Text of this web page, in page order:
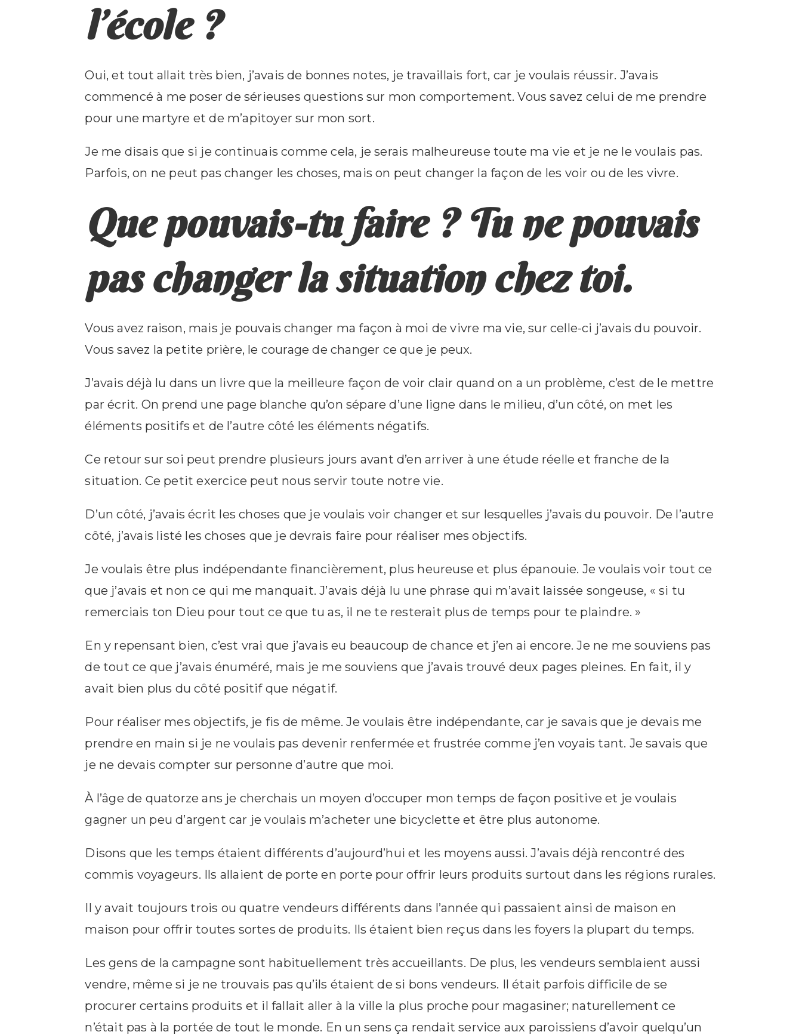
l’école ?
Oui, et tout allait très bien, j’avais de bonnes notes, je travaillais fort, car je voulais réussir. J’avais
commencé à me poser de sérieuses questions sur mon comportement. Vous savez celui de me prendre
pour une martyre et de m’apitoyer sur mon sort.
Je me disais que si je continuais comme cela, je serais malheureuse toute ma vie et je ne le voulais pas.
Parfois, on ne peut pas changer les choses, mais on peut changer la façon de les voir ou de les vivre.
Que pouvais-tu faire ? Tu ne pouvais
pas changer la situation chez toi.
Vous avez raison, mais je pouvais changer ma façon à moi de vivre ma vie, sur celle-ci j’avais du pouvoir.
Vous savez la petite prière, le courage de changer ce que je peux.
J’avais déjà lu dans un livre que la meilleure façon de voir clair quand on a un problème, c’est de le mettre
par écrit. On prend une page blanche qu’on sépare d’une ligne dans le milieu, d’un côté, on met les
éléments positifs et de l’autre côté les éléments négatifs.
Ce retour sur soi peut prendre plusieurs jours avant d’en arriver à une étude réelle et franche de la
situation. Ce petit exercice peut nous servir toute notre vie.
D’un côté, j’avais écrit les choses que je voulais voir changer et sur lesquelles j’avais du pouvoir. De l’autre
côté, j’avais listé les choses que je devrais faire pour réaliser mes objectifs.
Je voulais être plus indépendante financièrement, plus heureuse et plus épanouie. Je voulais voir tout ce
que j’avais et non ce qui me manquait. J’avais déjà lu une phrase qui m’avait laissée songeuse, « si tu
remerciais ton Dieu pour tout ce que tu as, il ne te resterait plus de temps pour te plaindre. »
En y repensant bien, c’est vrai que j’avais eu beaucoup de chance et j’en ai encore. Je ne me souviens pas
de tout ce que j’avais énuméré, mais je me souviens que j’avais trouvé deux pages pleines. En fait, il y
avait bien plus du côté positif que négatif.
Pour réaliser mes objectifs, je fis de même. Je voulais être indépendante, car je savais que je devais me
prendre en main si je ne voulais pas devenir renfermée et frustrée comme j’en voyais tant. Je savais que
je ne devais compter sur personne d’autre que moi.
À l’âge de quatorze ans je cherchais un moyen d’occuper mon temps de façon positive et je voulais
gagner un peu d’argent car je voulais m’acheter une bicyclette et être plus autonome.
Disons que les temps étaient différents d’aujourd’hui et les moyens aussi. J’avais déjà rencontré des
commis voyageurs. Ils allaient de porte en porte pour offrir leurs produits surtout dans les régions rurales.
Il y avait toujours trois ou quatre vendeurs différents dans l’année qui passaient ainsi de maison en
maison pour offrir toutes sortes de produits. Ils étaient bien reçus dans les foyers la plupart du temps.
Les gens de la campagne sont habituellement très accueillants. De plus, les vendeurs semblaient aussi
vendre, même si je ne trouvais pas qu’ils étaient de si bons vendeurs. Il était parfois difficile de se
procurer certains produits et il fallait aller à la ville la plus proche pour magasiner; naturellement ce
n’était pas à la portée de tout le monde. En un sens ça rendait service aux paroissiens d’avoir quelqu’un